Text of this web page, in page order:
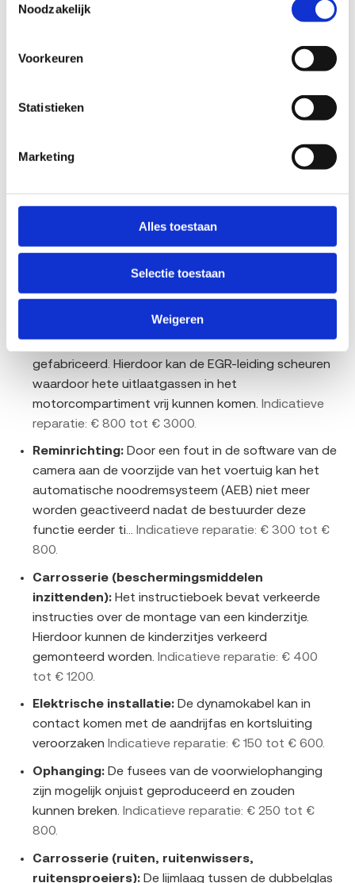
Noodzakelijk
Voorkeuren
Statistieken
Marketing
Alles toestaan
Selectie toestaan
Weigeren
Fiat Idea
Fiat Sedici
Bekende mankementen bij de Fiat Ducato volgens
De RDW registreert terugroepacties per model. Voor de
Fiat Ducato komen deze gebreken in de data naar
stuk is: controleer met je kenteken bij de RDW of er een
openstaande actie loopt. De genoemde
reparatiebedragen zijn indicatief voor de Nederlandse
markt en verschillen per uitvoering en werkplaats.
Motor inclusief brandstof-, smeer- en
gefabriceerd. Hierdoor kan de EGR-leiding scheuren
waardoor hete uitlaatgassen in het
motorcompartiment vrij kunnen komen. Indicatieve
reparatie: € 800 tot € 3000.
Reminrichting:Door een fout in de software van de
camera aan de voorzijde van het voertuig kan het
automatische noodremsysteem (AEB) niet meer
worden geactiveerd nadat de bestuurder deze
functie eerder ti... Indicatieve reparatie: € 300 tot €
800.
Carrosserie (beschermingsmiddelen
inzittenden):Het instructieboek bevat verkeerde
instructies over de montage van een kinderzitje.
Hierdoor kunnen de kinderzitjes verkeerd
gemonteerd worden. Indicatieve reparatie: € 400
tot € 1200.
Elektrische installatie:De dynamokabel kan in
contact komen met de aandrijfas en kortsluiting
veroorzaken Indicatieve reparatie: € 150 tot € 600.
Ophanging:De fusees van de voorwielophanging
zijn mogelijk onjuist geproduceerd en zouden
kunnen breken. Indicatieve reparatie: € 250 tot €
800.
Carrosserie (ruiten, ruitenwissers,
ruitensproeiers):De lijmlaag tussen de dubbelglas